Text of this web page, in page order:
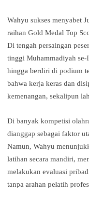
Wahyu sukses menyabet
raihan Gold Medal Top
Di tengah persaingan
tinggi Muhammadiyah se-
hingga berdiri di podium
bahwa kerja keras dan
kemenangan, sekalipun
Di banyak kompetisi
dianggap sebagai faktor
Namun, Wahyu
latihan secara mandiri,
melakukan evaluasi
tanpa arahan pelatih